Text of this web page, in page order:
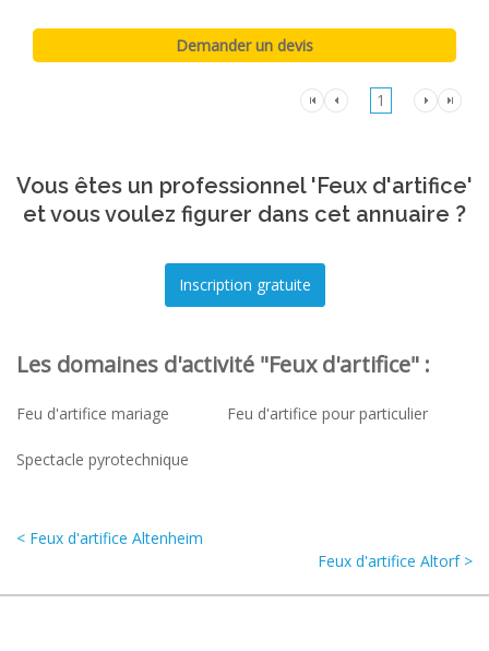
1
Vous êtes un professionnel 'Feux d'artifice'
et vous voulez figurer dans cet annuaire ?
Les domaines d'activité "Feux d'artifice" :
Feu d'artifice mariage Feu d'artifice pour particulier
Spectacle pyrotechnique
< Feux d'artifice Altenheim
Feux d'artifice Altorf >